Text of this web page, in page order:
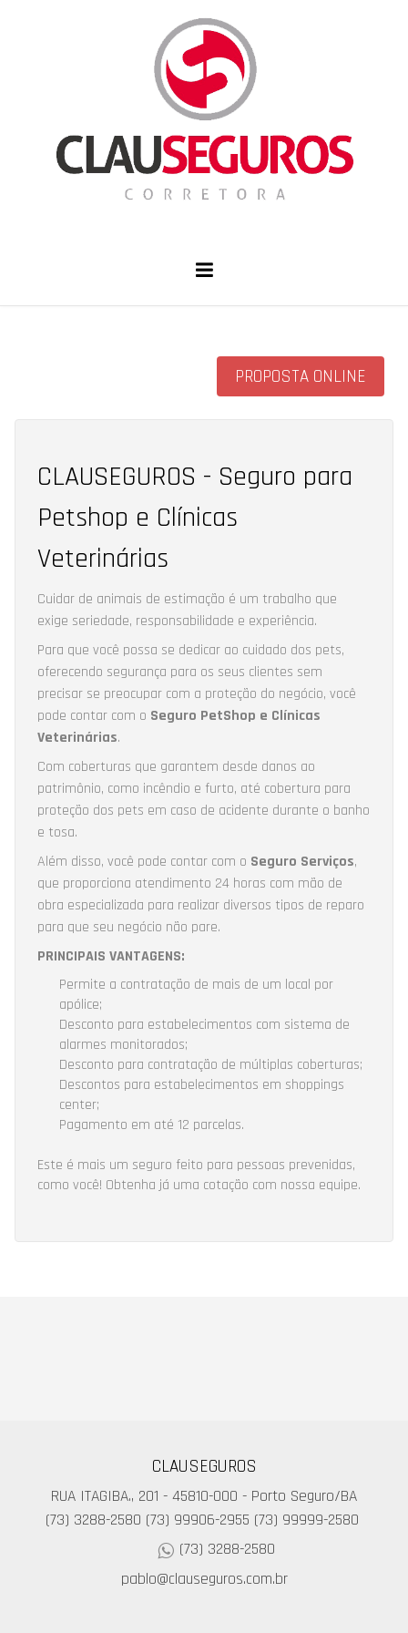
PROPOSTA ONLINE
CLAUSEGUROS - Seguro para
Petshop e Clínicas
Veterinárias
Cuidar de animais de estimação é um trabalho que
exige seriedade, responsabilidade e experiência.
Para que você possa se dedicar ao cuidado dos pets,
oferecendo segurança para os seus clientes sem
precisar se preocupar com a proteção do negócio, você
pode contar com o Seguro PetShop e Clínicas
Veterinárias.
Com coberturas que garantem desde danos ao
patrimônio, como incêndio e furto, até cobertura para
proteção dos pets em caso de acidente durante o banho
e tosa.
Além disso, você pode contar com o Seguro Serviços,
que proporciona atendimento 24 horas com mão de
obra especializada para realizar diversos tipos de reparo
para que seu negócio não pare.
PRINCIPAIS VANTAGENS:
Permite a contratação de mais de um local por
apólice;
Desconto para estabelecimentos com sistema de
alarmes monitorados;
Desconto para contratação de múltiplas coberturas;
Descontos para estabelecimentos em shoppings
center;
Pagamento em até 12 parcelas.
Este é mais um seguro feito para pessoas prevenidas,
como você! Obtenha já uma cotação com nossa equipe.
CLAUSEGUROS
RUA ITAGIBA., 201 - 45810-000 - Porto Seguro/BA
(73) 3288-2580 (73) 99906-2955 (73) 99999-2580
(73) 3288-2580
pablo@clauseguros.com.br